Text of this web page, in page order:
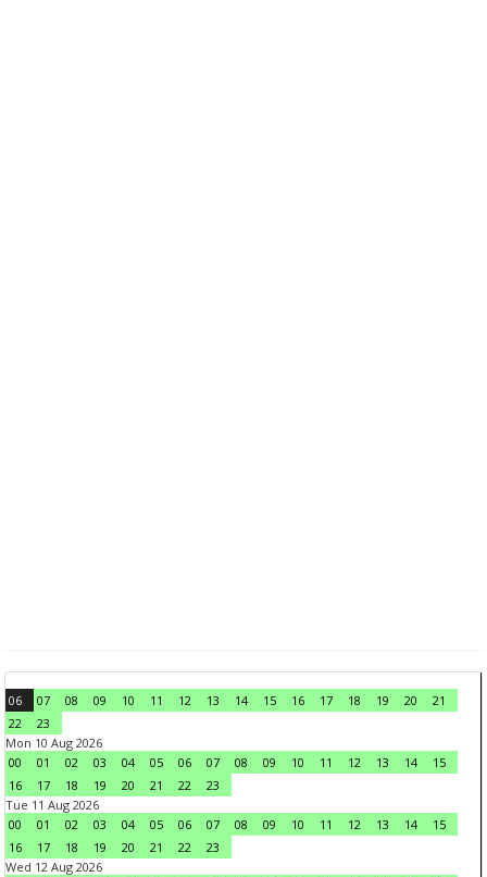
06 07 08 09 10 11 12 13 14 15 16 17 18 19 20
21
22
23
Mon 10 Aug 2026
00
01 02 03 04 05 06 07 08 09 10 11 12 13 14
15
16
17 18 19 20 21 22
23
Tue 11 Aug 2026
00
01 02 03 04 05 06 07 08 09 10 11 12 13 14
15
16
17 18 19 20 21 22
23
Wed 12 Aug 2026